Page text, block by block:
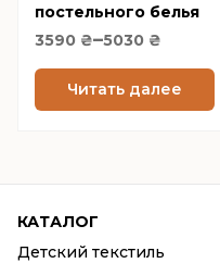
постельного белья
тёмно синий Сатин
Black Sea
3590 ₴–5030 ₴
Price
3590 ₴
through
Читать далее
be
chosen
on
the
КАТАЛОГ
Детский текстиль